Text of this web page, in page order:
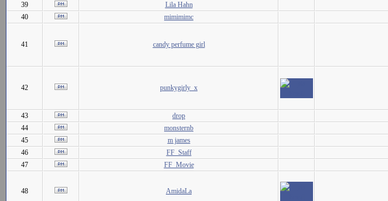
39
Lila Hahn
40
mimimimc
41 candy perfume girl
42 punkygirly_x
43 drop
44
monsternb
45
m james
46
FF_Staff
47
FF_Movie
48 AmidaLa